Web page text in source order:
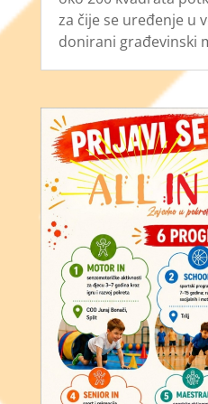
za čije se uređenje u
donirani građevinski